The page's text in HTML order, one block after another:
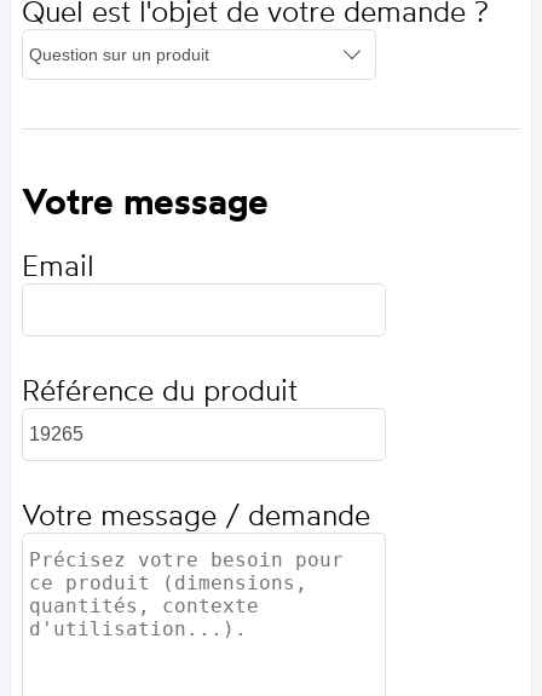
Quel est l'objet de votre demande ?
Votre message
Email
Référence du produit
Votre message / demande